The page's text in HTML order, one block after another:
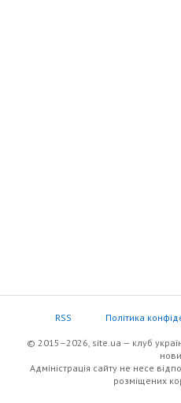
RSS Політика
© 2015–2026, site.ua — клуб
Адміністрація сайту не несе
розміщених